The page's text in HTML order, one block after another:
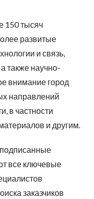
150 тысяч
развитые
и связь,
также научно-
внимание город
направлений
в частности
и другим.
все ключевые
заказчиков